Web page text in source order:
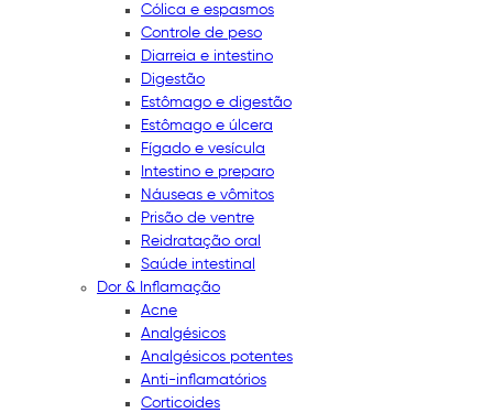
Cólica e espasmos
Controle de peso
Diarreia e intestino
Digestão
Estômago e digestão
Estômago e úlcera
Fígado e vesícula
Intestino e preparo
Náuseas e vômitos
Prisão de ventre
Reidratação oral
Saúde intestinal
Dor & Inflamação
Acne
Analgésicos
Analgésicos potentes
Anti-inflamatórios
Corticoides